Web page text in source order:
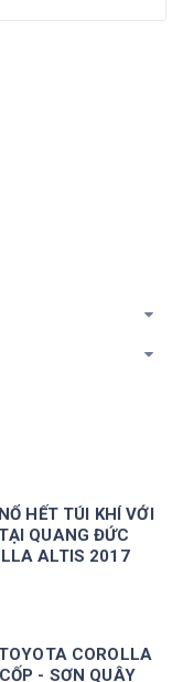
HẾT TÚI KHÍ VỚI
QUANG ĐỨC
ALTIS 2017
COROLLA
- SƠN QUÂY